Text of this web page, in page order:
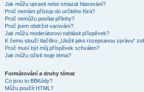
Jak můžu upravit nebo smazat hlasování?
Proč nemám přístup do určitého fóra?
Proč nemůžu posílat přílohy?
Proč jsem obdržel varování?
Jak můžu moderátorovi nahlásit příspěvek?
K čemu slouží tlačítko „Uložit jako rozepsanou zprávu“
Proč musí být můj příspěvek schválen?
Jak můžu oživit moje téma?
Formátování a druhy témat
Co jsou to BBKódy?
Můžu použít HTML?